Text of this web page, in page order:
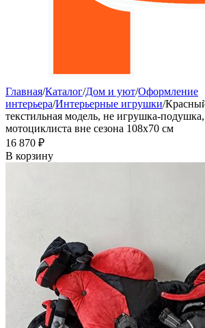
Главная/Каталог/Дом и уют/Оформление
интерьера/Интерьерные игрушки/
текстильная модель, не игрушка-
мотоциклиста вне сезона 108х70 см
16 870 ₽
В корзину